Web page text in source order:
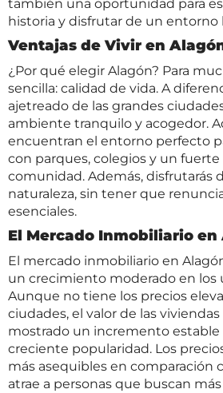
también una oportunidad para
historia y disfrutar de un entorno
Ventajas de Vivir en
¿Por qué elegir Alagón? Para
sencilla: calidad de vida. A
ajetreado de las grandes
ambiente tranquilo y acogedor.
encuentran el entorno perfecto
con parques, colegios y un
comunidad. Además, disfrutarás
naturaleza, sin tener que
esenciales.
El Mercado Inmobiliario en
El mercado inmobiliario en
un crecimiento moderado en los
Aunque no tiene los precios
ciudades, el valor de las
mostrado un incremento estable
creciente popularidad. Los
más asequibles en comparación
atrae a personas que buscan